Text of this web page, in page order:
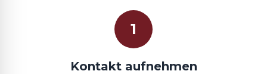
1
Kontakt aufnehmen